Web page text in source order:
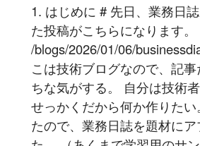
1. はじめに # 先日、業務日
た投稿がこちらになります。
/blogs/2026/01/06/
こは技術ブログなので、記
ちな気がする。 自分は技術者
せっかくだから何か作りたい
たので、業務日誌を題材に